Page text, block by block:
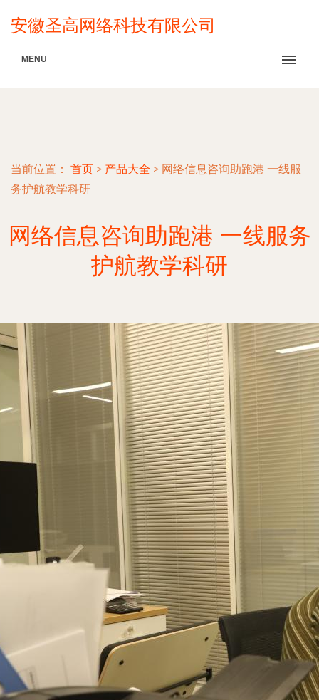
安徽圣高网络科技有限公司
MENU
当前位置： 首页 > 产品大全 > 网络信息咨询助跑港 一线服
务护航教学科研
网络信息咨询助跑港 一线服务
护航教学科研